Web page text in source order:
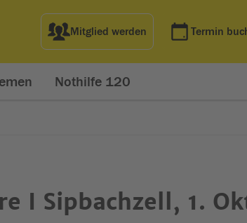
Mitglied werden Termin
Nothilfe 120
I Sipbachzell, 1.